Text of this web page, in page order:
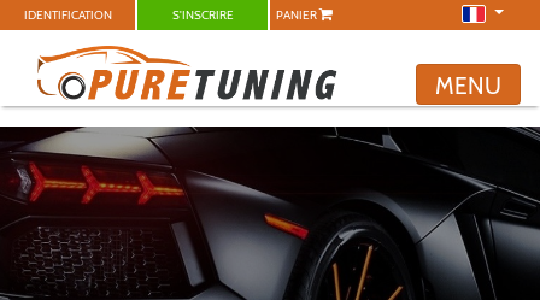
IDENTIFICATION S'INSCRIRE PANIER
MENU